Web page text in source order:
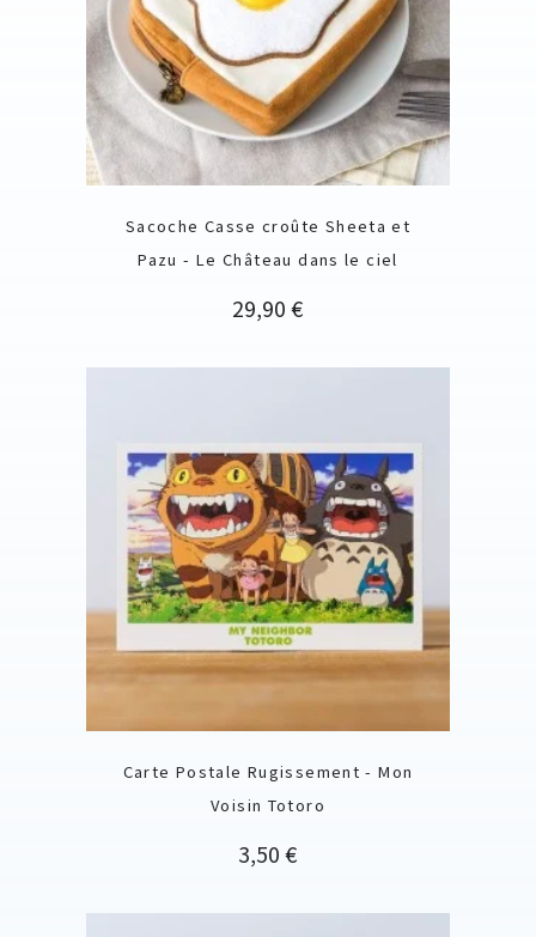
Sacoche Casse croûte Sheeta et
Pazu - Le Château dans le ciel
Prix
29,90 €
Carte Postale Rugissement - Mon
Voisin Totoro
Prix
3,50 €